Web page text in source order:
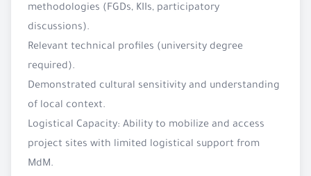
methodologies (FGDs, KIIs, participatory
discussions).
Relevant technical profiles (university degree
required).
Demonstrated cultural sensitivity and understanding
of local context.
Logistical Capacity: Ability to mobilize and access
project sites with limited logistical support from
MdM.